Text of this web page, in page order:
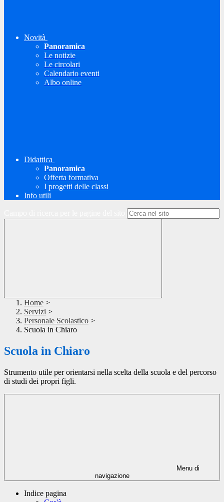
Novità
Panoramica
Le notizie
Le circolari
Calendario eventi
Albo online
Didattica
Panoramica
Offerta formativa
I progetti delle classi
Info utili
Home >
Servizi >
Personale Scolastico >
Scuola in Chiaro
Scuola in Chiaro
Strumento utile per orientarsi nella scelta della scuola e del percorso
di studi dei propri figli.
Menu di
navigazione
Indice pagina